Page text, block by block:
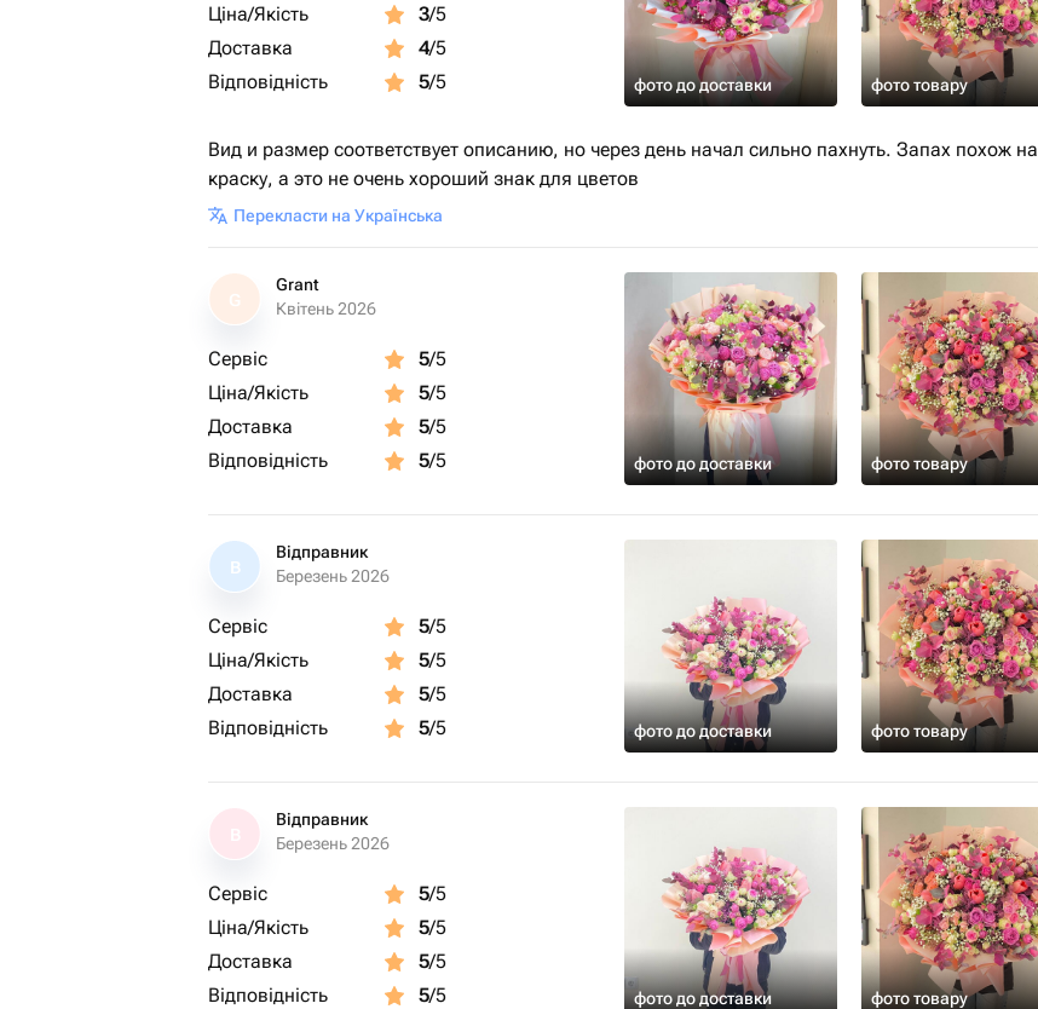
Ціна/Якість
3/5
Доставка
4/5
Відповідність
5/5 фото до доставки фото товару
Вид и размер соответствует описанию, но через день начал сильно пахнуть. Запах похож на
краску, а это не очень хороший знак для цветов
Перекласти на Українська
G
Grant
Квітень 2026
Сервіс 5/5
Ціна/Якість
5/5
Доставка
5/5
Відповідність
5/5 фото до доставки фото товару
В
Відправник
Березень 2026
Сервіс 5/5
Ціна/Якість
5/5
Доставка
5/5
Відповідність
5/5 фото до доставки фото товару
Відправник
Березень 2026
Сервіс 5/5
Ціна/Якість
5/5
Доставка
5/5
Відповідність
5/5 фото до доставки фото товару